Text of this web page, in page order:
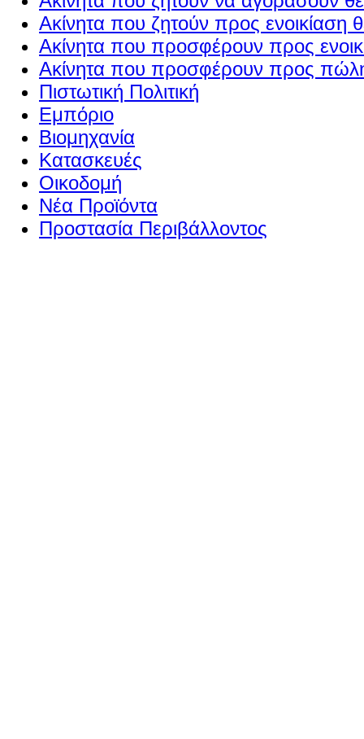
Ακίνητα που ζητούν προς ενοικίαση
Ακίνητα που προσφέρουν προς
Ακίνητα που προσφέρουν προς
Πιστωτική Πολιτική
Εμπόριο
Βιομηχανία
Κατασκευές
Οικοδομή
Νέα Προϊόντα
Προστασία Περιβάλλοντος